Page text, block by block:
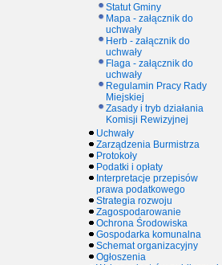
Statut Gminy
Mapa - załącznik do
uchwały
Herb - załącznik do
uchwały
Flaga - załącznik do
uchwały
Regulamin Pracy Rady
Miejskiej
Zasady i tryb działania
Komisji Rewizyjnej
Uchwały
Zarządzenia Burmistrza
Protokoły
Podatki i opłaty
Interpretacje przepisów
prawa podatkowego
Strategia rozwoju
Zagospodarowanie
Ochrona Środowiska
Gospodarka komunalna
Schemat organizacyjny
Ogłoszenia